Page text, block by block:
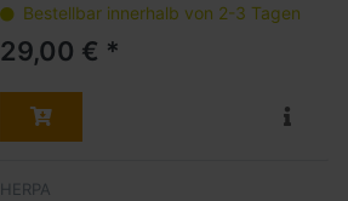
Bestellbar innerhalb von 2-3 Tagen
29,00 € *
HERPA